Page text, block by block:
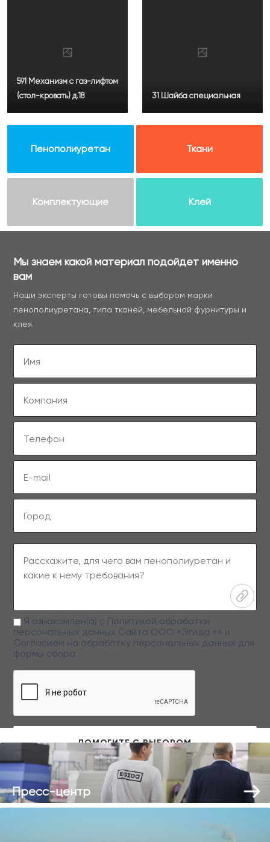
591 Механизм с газ-лифтом
(стол-кровать) д.18
31 Шайба специальная
Пенополиуретан Ткани
Комплектующие Клей
Мы знаем какой материал подойдет именно
вам
Наши эксперты готовы помочь с выбором марки
пенополиуретана, типа тканей, мебельной фурнитуры и
клея.
Заполняя данную форму вы даете свое согласие на обработку
персональных данных
Я ознакомлен(а) с Политикой обработки
персональных данных Сайта ООО «Эгида +» и
Согласием на обработку персональных данных для
формы сбора
Пресс-центр